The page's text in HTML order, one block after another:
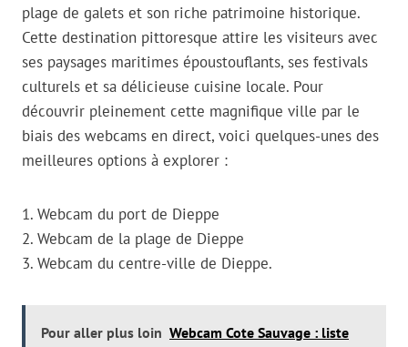
plage de galets et son riche patrimoine historique.
Cette destination pittoresque attire les visiteurs avec
ses paysages maritimes époustouflants, ses festivals
culturels et sa délicieuse cuisine locale. Pour
découvrir pleinement cette magnifique ville par le
biais des webcams en direct, voici quelques-unes des
meilleures options à explorer :
1. Webcam du port de Dieppe
2. Webcam de la plage de Dieppe
3. Webcam du centre-ville de Dieppe.
Pour aller plus loin Webcam Cote Sauvage : liste